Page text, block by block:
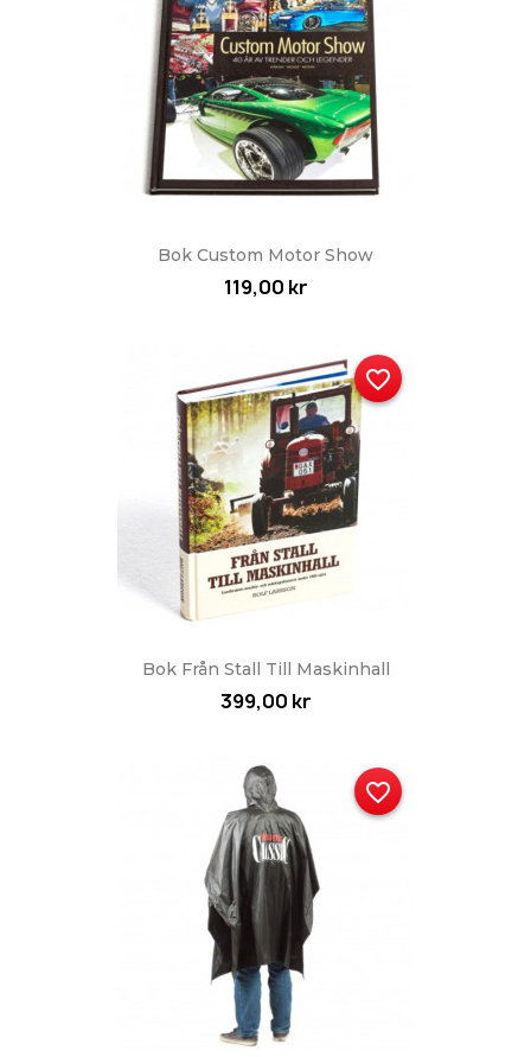
Bok Custom Motor Show
119,00 kr
Bok Från Stall Till Maskinhall
399,00 kr
favorite_border
favorite_border